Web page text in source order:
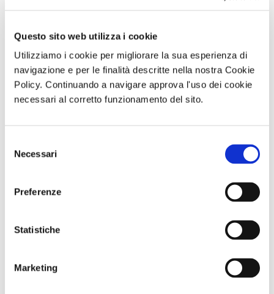
Questo sito web utilizza i cookie
Utilizziamo i cookie per migliorare la sua esperienza di
navigazione e per le finalità descritte nella nostra Cookie
Policy. Continuando a navigare approva l'uso dei cookie
necessari al corretto funzionamento del sito.
delNecessari
Preferenze
Statistiche
Marketing
Domenica 06
2026
DUOMO E
BATTISTERO DI
SAN GIOVANNI
Domenica 13
Settembre 2026
Napoli, 04 Agosto